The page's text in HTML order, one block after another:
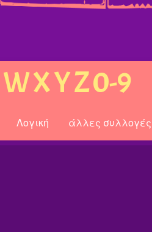
WXYZ0-9
Λογική άλλες συλλογές